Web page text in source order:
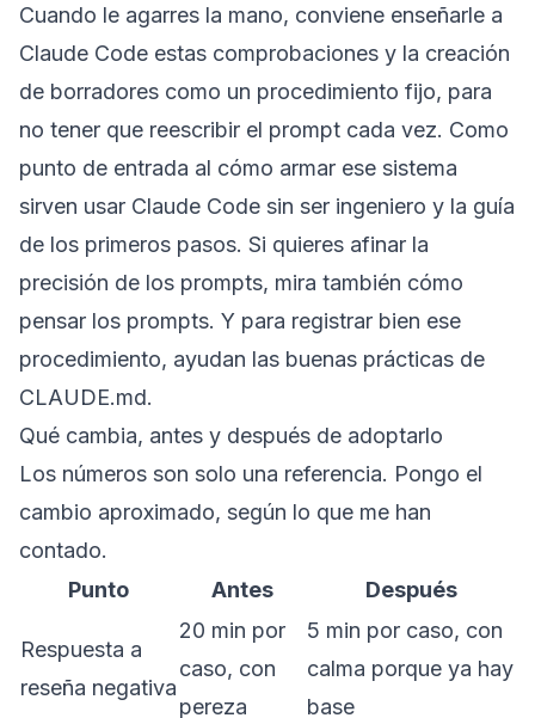
Cuando le agarres la mano, conviene enseñarle a
Claude Code estas comprobaciones y la creación
de borradores como un procedimiento fijo, para
no tener que reescribir el prompt cada vez. Como
punto de entrada al cómo armar ese sistema
sirven usar Claude Code sin ser ingeniero y la guía
de los primeros pasos. Si quieres afinar la
precisión de los prompts, mira también cómo
pensar los prompts. Y para registrar bien ese
procedimiento, ayudan las buenas prácticas de
CLAUDE.md.
Qué cambia, antes y después de adoptarlo
Los números son solo una referencia. Pongo el
cambio aproximado, según lo que me han
contado.
Punto
Antes Después
Respuesta a
reseña negativa
20 min por
caso, con
pereza
5 min por caso, con
calma porque ya hay
base